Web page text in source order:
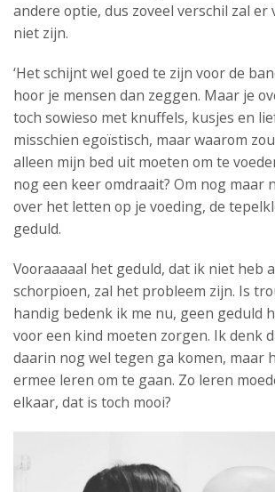
andere optie, dus zoveel verschil zal er
niet zijn.
‘Het schijnt wel goed te zijn voor de
hoor je mensen dan zeggen. Maar je
toch sowieso met knuffels, kusjes en
misschien egoïstisch, maar waarom
alleen mijn bed uit moeten om te
nog een keer omdraait? Om nog maar
over het letten op je voeding, de
geduld.
Vooraaaaal het geduld, dat ik niet heb
schorpioen, zal het probleem zijn. Is
handig bedenk ik me nu, geen geduld
voor een kind moeten zorgen. Ik denk
daarin nog wel tegen ga komen, maar
ermee leren om te gaan. Zo leren
elkaar, dat is toch mooi?